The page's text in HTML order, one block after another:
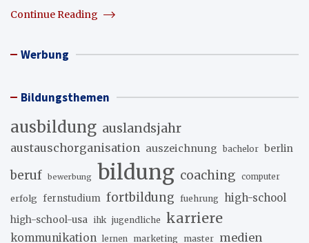
Continue Reading
Werbung
Bildungsthemen
ausbildung auslandsjahr
austauschorganisation auszeichnung bachelor berlin
beruf bewerbung bildung coaching computer
erfolg fernstudium fortbildung fuehrung high-school
high-school-usa ihk jugendliche karriere
kommunikation lernen marketing master medien